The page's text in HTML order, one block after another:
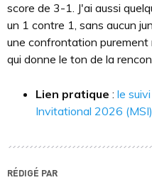
score de 3-1. J'ai aussi
un 1 contre 1, sans aucun
une confrontation purement
qui donne le ton de la
Lien pratique : le
Invitational 2026 (MSI)
RÉDIGÉ PAR